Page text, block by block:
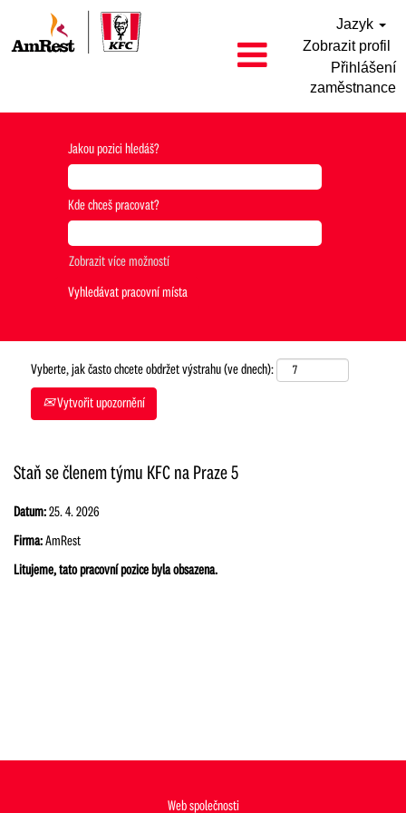
Jazyk
Zobrazit profil
Přihlášení
zaměstnance
Jakou pozici hledáš?
Kde chceš pracovat?
Zobrazit více možností
Vyberte, jak často chcete obdržet výstrahu (ve dnech):
Vytvořit upozornění
Staň se členem týmu KFC na Praze 5
Datum:25. 4. 2026
Firma:AmRest
Litujeme, tato pracovní pozice byla obsazena.
Web společnosti